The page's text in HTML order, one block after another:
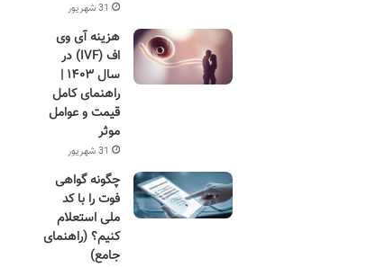
31 شهریور
هزینه آی وی
اف (IVF) در
سال ۱۴۰۳ |
راهنمای کامل
قیمت و عوامل
موثر
31 شهریور
چگونه گواهی
فوت را با کد
ملی استعلام
کنیم؟ (راهنمای
جامع)